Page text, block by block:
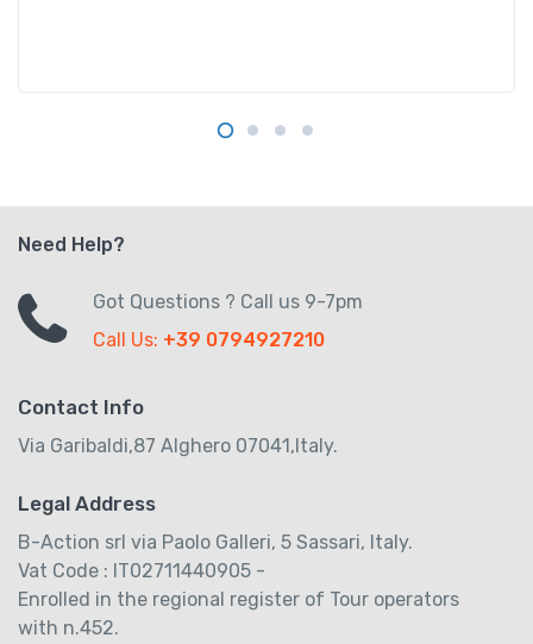
Need Help?
Got Questions ? Call us 9-7pm
Call Us: +39 0794927210
Contact Info
Via Garibaldi,87 Alghero 07041,Italy.
Legal Address
B-Action srl via Paolo Galleri, 5 Sassari, Italy.
Vat Code : IT02711440905 -
Enrolled in the regional register of Tour operators
with n.452.